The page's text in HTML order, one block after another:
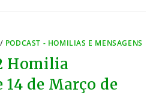
/ PODCAST - HOMILIAS E MENSAGENS
Homilia
de Março de